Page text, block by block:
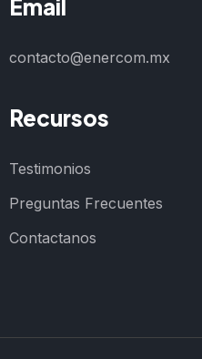
Email
contacto@enercom.mx
Recursos
Testimonios
Preguntas Frecuentes
Contactanos